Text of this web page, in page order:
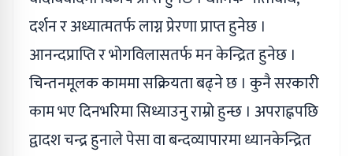
दर्शन र अध्यात्मतर्फ लाग्न प्रेरणा प्राप्त हुनेछ ।
आनन्दप्राप्ति र भोगविलासतर्फ मन केन्द्रित हुनेछ ।
चिन्तनमूलक काममा सक्रियता बढ्ने छ । कुनै सरकारी
काम भए दिनभरिमा सिध्याउनु राम्रो हुन्छ । अपराह्नपछि
द्वादश चन्द्र हुनाले पेसा वा बन्दव्यापारमा ध्यानकेन्द्रित